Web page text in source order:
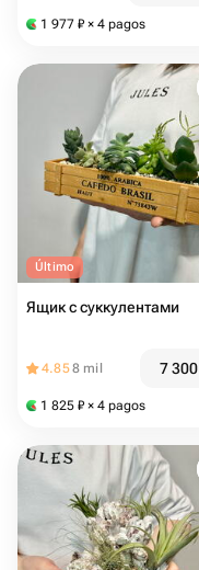
1 977 ₽ × 4 pagos
Último
Ящик с суккулентами
4.858 mil 7 300
1 825 ₽ × 4 pagos